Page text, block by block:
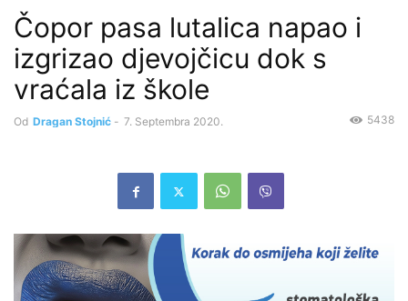
Čopor pasa lutalica napao i
izgrizao djevojčicu dok s
vraćala iz škole
Od Dragan Stojnić - 7. Septembra 2020. 5438